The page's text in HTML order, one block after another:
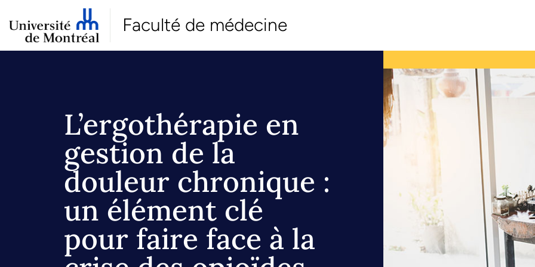
Faculté de médecine
L’ergothérapie en
gestion de la
douleur chronique :
un élément clé
pour faire face à la